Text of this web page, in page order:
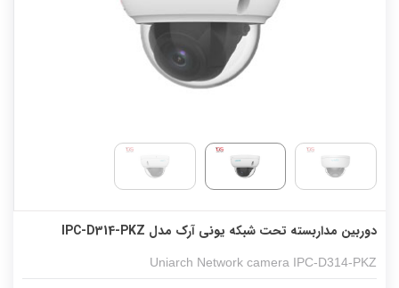
دوربین مداربسته تحت شبکه یونی آرک مدل IPC-D314-PKZ
Uniarch Network camera IPC-D314-PKZ